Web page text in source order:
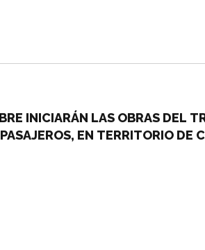
INICIARÁN LAS OBRAS DEL
PASAJEROS, EN TERRITORIO DE